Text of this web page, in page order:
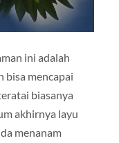
ini adalah
bisa mencapai
biasanya
akhirnya layu
menanam